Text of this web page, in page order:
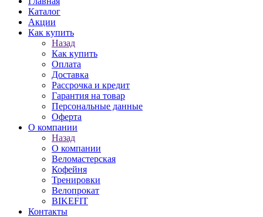
Каталог
Акции
Как купить
Назад
Как купить
Оплата
Доставка
Рассрочка и кредит
Гарантия на товар
Персональные данные
Оферта
О компании
Назад
О компании
Веломастерская
Кофейня
Тренировки
Велопрокат
BIKEFIT
Контакты